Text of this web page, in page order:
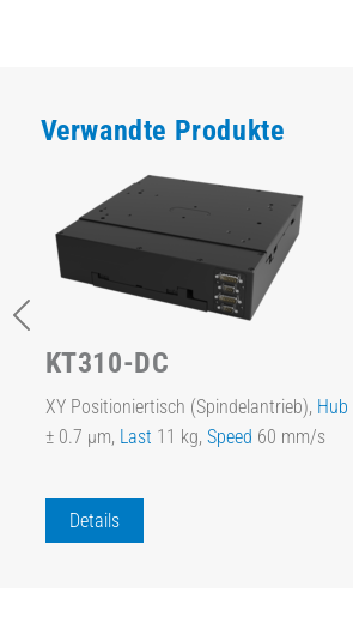
Verwandte Produkte
KT310-DC
XY Positioniertisch (Spindelantrieb), Hub
± 0.7 µm, Last 11 kg, Speed 60 mm/s
Details